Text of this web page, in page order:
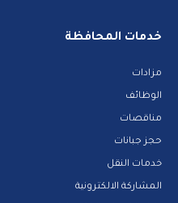
خدمات المحافظة
مزادات
الوظائف
مناقصات
حجز جبانات
خدمات النقل
المشاركة الالكترونية